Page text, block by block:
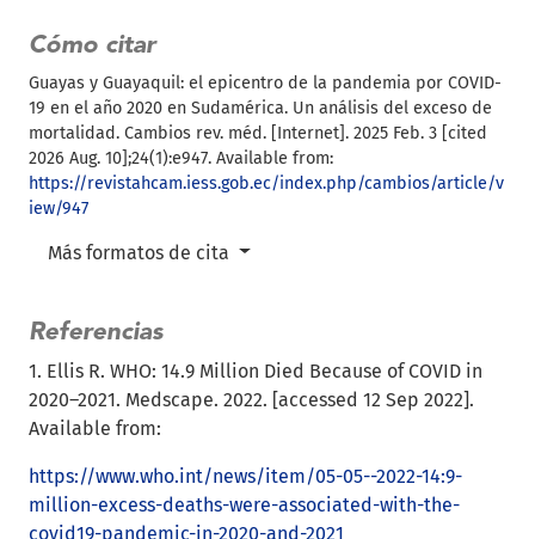
Cómo citar
Guayas y Guayaquil: el epicentro de la pandemia por COVID-
19 en el año 2020 en Sudamérica. Un análisis del exceso de
mortalidad. Cambios rev. méd. [Internet]. 2025 Feb. 3 [cited
2026 Aug. 10];24(1):e947. Available from:
https://revistahcam.iess.gob.ec/index.php/cambios/article/v
iew/947
Más formatos de cita
Referencias
1. Ellis R. WHO: 14.9 Million Died Because of COVID in
2020–2021. Medscape. 2022. [accessed 12 Sep 2022].
Available from:
https://www.who.int/news/item/05-05--2022-14:9-
million-excess-deaths-were-associated-with-the-
covid19-pandemic-in-2020-and-2021